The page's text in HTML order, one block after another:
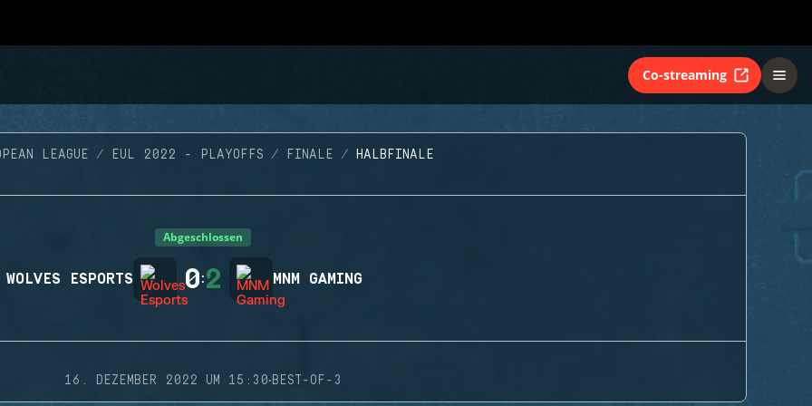
Co-streaming
LEAGUE EUL 2022 - PLAYOFFS FINALE HALBFINALE
Abgeschlossen
WOLVES ESPORTS 0:2 MNM GAMING
16. DEZEMBER 2022 UM 15:30·BEST-OF-3